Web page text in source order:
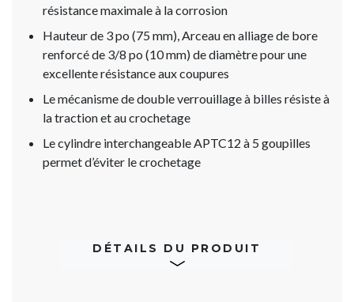
résistance maximale à la corrosion
Hauteur de 3 po (75 mm), Arceau en alliage de bore
renforcé de 3/8 po (10 mm) de diamètre pour une
excellente résistance aux coupures
Le mécanisme de double verrouillage à billes résiste à
la traction et au crochetage
Le cylindre interchangeable APTC12 à 5 goupilles
permet d’éviter le crochetage
DÉTAILS DU PRODUIT